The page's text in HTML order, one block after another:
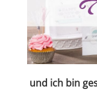
und ich bin